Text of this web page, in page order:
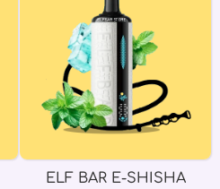
ELF BAR E-SHISHA